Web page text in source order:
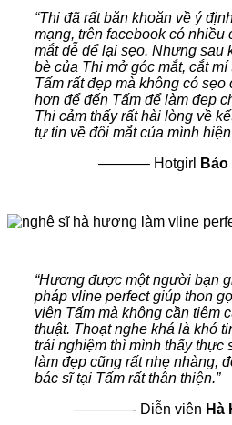
“Thi đã rất băn khoăn về ý
mạng, trên facebook có nhiều
mắt dễ để lại sẹo. Nhưng sau
bè của Thi mở góc mắt, cắt
Tấm rất đẹp mà không có
hơn để đến Tấm để làm đẹp
Thi cảm thấy rất hài lòng về
tự tin về đôi mắt của mình hiện
———– Hotgirl Bảo
“Hương được một người bạn
pháp vline perfect giúp thon
viện Tấm mà không cần tiêm
thuật. Thoạt nghe khá là khó
trải nghiệm thì mình thấy thực
làm đẹp cũng rất nhẹ nhàng,
bác sĩ tại Tấm rất thân thiện.”
————- Diễn viên Hà